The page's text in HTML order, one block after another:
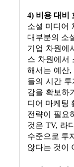
4) 비용 대비
소셜 미디어
대부분의 소
기업 차원에
스 차원에서
해서는 예산
들의 시간
감을 확보하
디어 마케팅
전략이 필요
것은 TV, 라
수준으로 투
않다는 것이